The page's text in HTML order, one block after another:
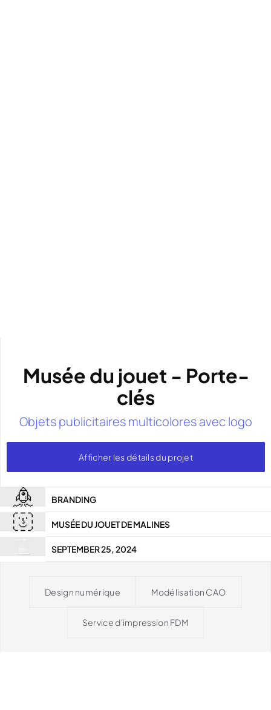
Musée du jouet - Porte-
clés
Objets publicitaires multicolores avec logo
Afficher les détails du projet
BRANDING
MUSÉE DU JOUET DE MALINES
SEPTEMBER 25, 2024
Design numérique Modélisation CAO
Service d'impression FDM